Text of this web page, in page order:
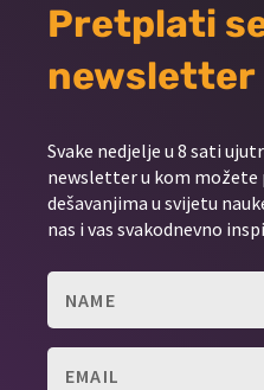
Pretplati
newsletter
Svake nedjelje u 8 sati
newsletter u kom
dešavanjima u svijetu
nas i vas svakodnevno